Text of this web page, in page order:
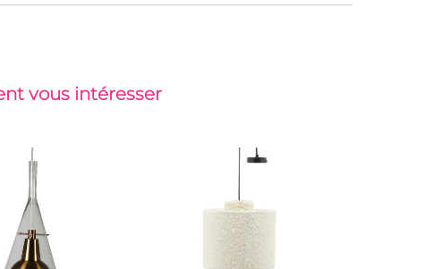
vous intéresser